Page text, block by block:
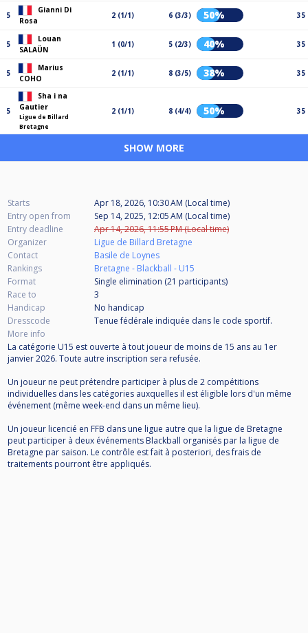
5
Gianni Di
Rosa
2 (1/1) 6 (3/3) 50% 35
5
Louan
SALAÜN
1 (0/1) 5 (2/3) 40% 35
5
Marius
COHO
2 (1/1) 8 (3/5) 38% 35
5
Sha i na
Gautier
Ligue de Billard
Bretagne
2 (1/1) 8 (4/4) 50% 35
SHOW MORE
Starts
Apr 18, 2026, 10:30 AM (Local time)
Entry open from
Sep 14, 2025, 12:05 AM (Local time)
Entry deadline
Apr 14, 2026, 11:55 PM (Local time)
Organizer
Ligue de Billard Bretagne
Contact
Basile de Loynes
Rankings
Bretagne - Blackball - U15
Format
Single elimination (21 participants)
Race to
3
Handicap
No handicap
Dresscode
Tenue fédérale indiquée dans le code sportif.
More info
La catégorie U15 est ouverte à tout joueur de moins de 15 ans au 1er
janvier 2026. Toute autre inscription sera refusée.
Un joueur ne peut prétendre participer à plus de 2 compétitions
individuelles dans les catégories auxquelles il est éligible lors d'un même
événement (même week-end dans un même lieu).
Un joueur licencié en FFB dans une ligue autre que la ligue de Bretagne
peut participer à deux événements Blackball organisés par la ligue de
Bretagne par saison. Le contrôle est fait à posteriori, des frais de
traitements pourront être appliqués.